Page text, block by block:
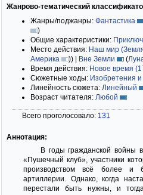
Жанрово-тематический
Жанры/поджанры: Фантастика
)
Общие характеристики:
Место действия: Наш мир
Америка
)) | Вне Земли (
Время действия: Новое время
Сюжетные ходы: Изобретения
Линейность сюжета: Линейный
Возраст читателя: Любой
Всего проголосовало: 131
Аннотация:
В годы гражданской
«Пушечный клуб», участники
производством всё более и
артиллерии. Однако, когда
перестали быть нужны, и